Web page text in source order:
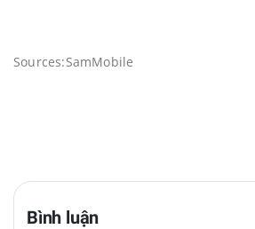
Sources:SamMobile
Bình luận